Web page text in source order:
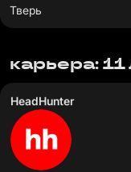
Тверь
карьера:
HeadHunter